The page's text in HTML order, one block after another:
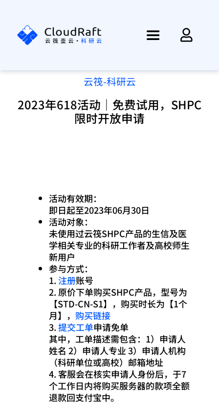
Toggle
首页
资讯
云筏-科研云
2023年618活动｜免费试用，SHPC
限时开放申请
活动有效期：
即日起至2023年06月30日
活动对象：
未使用过云筏SHPC产品的生信及医
学相关专业的科研工作者及高校师生
新用户
参与方式：
1. 注册账号
2. 原价下单购买SHPC产品，型号为
【STD-CN-S1】，购买时长为【1个
月】， 购买链接
3.提交工单申请免单
其中，工单描述需包含：1）申请人
姓名 2）申请人专业 3）申请人机构
（科研单位或高校）邮箱地址
4. 客服会在核实申请人身份后，于7
个工作日内将购买服务器的款项全额
退款回支付宝中。